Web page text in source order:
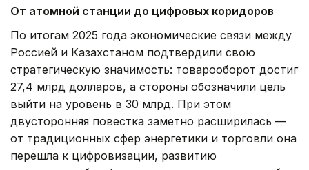
От атомной станции до цифровых коридоров
По итогам 2025 года экономические связи между
Россией и Казахстаном подтвердили свою
стратегическую значимость: товарооборот достиг
27,4 млрд долларов, а стороны обозначили цель
выйти на уровень в 30 млрд. При этом
двусторонняя повестка заметно расширилась —
от традиционных сфер энергетики и торговли она
перешла к цифровизации, развитию